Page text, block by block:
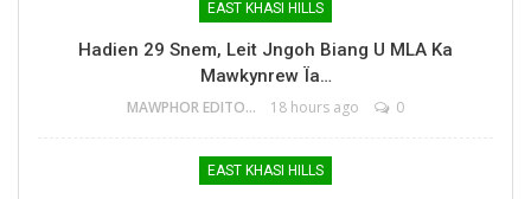
EAST KHASI HILLS
Hadien 29 Snem, Leit Jngoh Biang U MLA Ka
Mawkynrew Ïa…
MAWPHOR EDITOR 18 hours ago 0
EAST KHASI HILLS